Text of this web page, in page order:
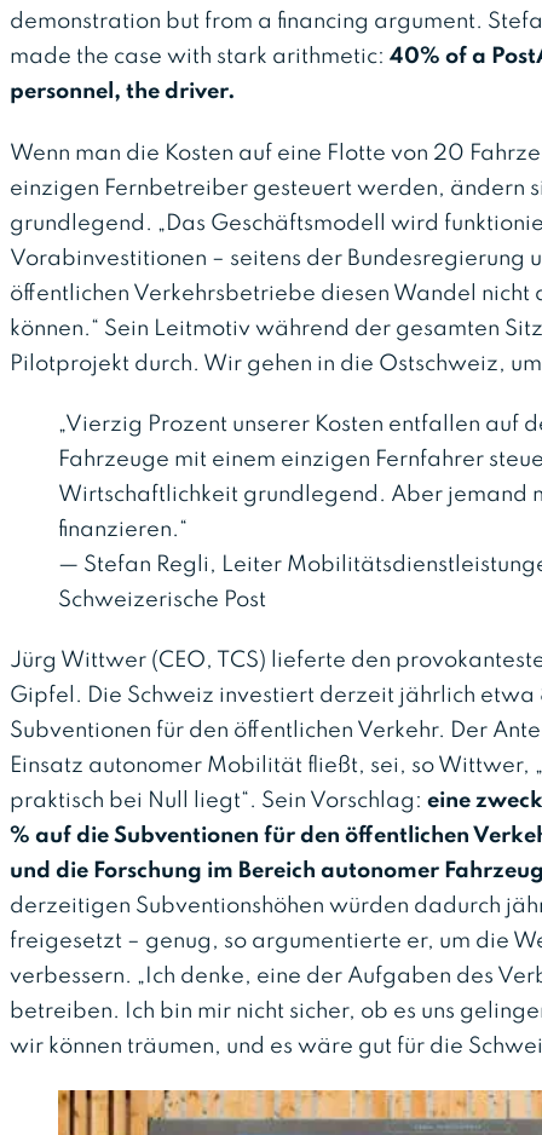
demonstration but from a financing argument.
made the case with stark arithmetic: 40% of a
personnel, the driver.
Wenn man die Kosten auf eine Flotte von 20
einzigen Fernbetreiber gesteuert werden, ändern
grundlegend. „Das Geschäftsmodell wird
Vorabinvestitionen – seitens der Bundesregierung
öffentlichen Verkehrsbetriebe diesen Wandel nicht
können.“ Sein Leitmotiv während der gesamten
Pilotprojekt durch. Wir gehen in die Ostschweiz,
„Vierzig Prozent unserer Kosten entfallen auf
Fahrzeuge mit einem einzigen Fernfahrer
Wirtschaftlichkeit grundlegend. Aber jemand
finanzieren.“
— Stefan Regli, Leiter
Schweizerische Post
Jürg Wittwer (CEO, TCS) lieferte den
Gipfel. Die Schweiz investiert derzeit jährlich etwa
Subventionen für den öffentlichen Verkehr. Der
Einsatz autonomer Mobilität fließt, sei, so Wittwer,
praktisch bei Null liegt“. Sein Vorschlag: eine
% auf die Subventionen für den öffentlichen
und die Forschung im Bereich autonomer
derzeitigen Subventionshöhen würden dadurch
freigesetzt – genug, so argumentierte er, um die
verbessern. „Ich denke, eine der Aufgaben des
betreiben. Ich bin mir nicht sicher, ob es uns
wir können träumen, und es wäre gut für die